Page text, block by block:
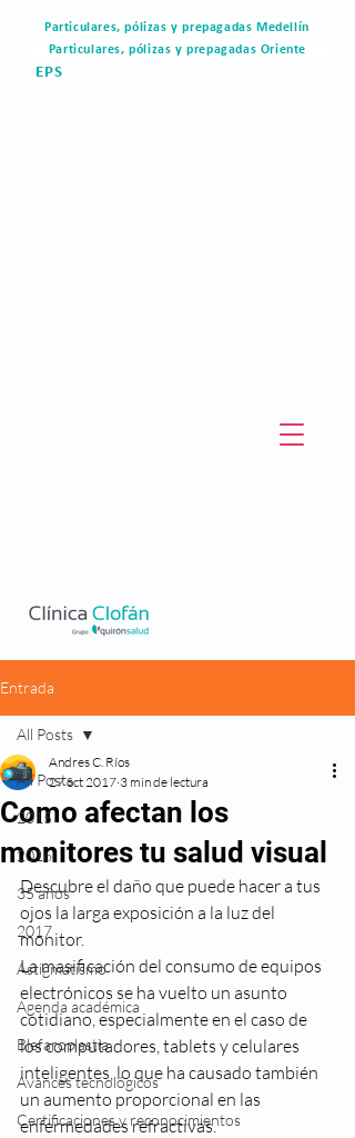
Particulares, pólizas y prepagadas Medellín
Particulares, pólizas y prepagadas Oriente
EPS
Entrada
All Posts
2015
2016
35 años
2017
Astigmatismo
Agenda académica
Blefaroplastia
Avances tecnológicos
Certificaciones y reconocimientos
All Posts
Como afectan los
monitores tu salud visual
Andres C. Ríos
27 oct 2017 3 min de lectura
Descubre el daño que puede hacer a tus
ojos la larga exposición a la luz del
monitor.
La masificación del consumo de equipos
electrónicos se ha vuelto un asunto
cotidiano, especialmente en el caso de
los computadores, tablets y celulares
inteligentes, lo que ha causado también
un aumento proporcional en las
enfermedades refractivas.